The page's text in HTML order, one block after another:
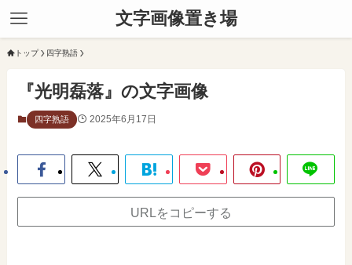
文字画像置き場
トップ 四字熟語
『光明磊落』の文字画像
四字熟語 2025年6月17日
URLをコピーする